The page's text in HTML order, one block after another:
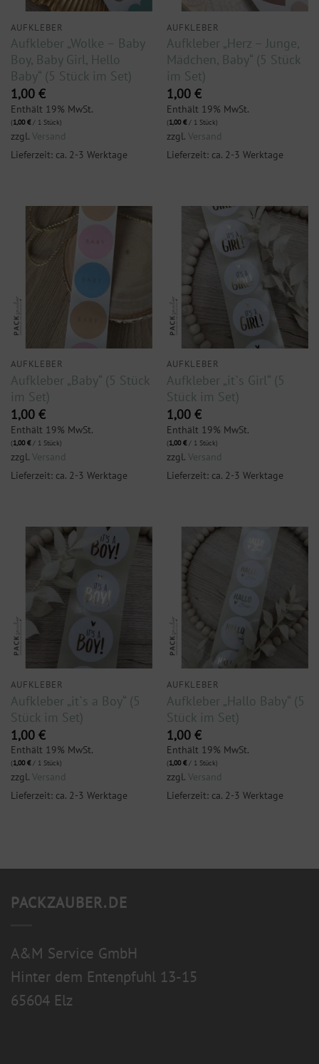
AUFKLEBER
Aufkleber „Wolke – Baby
Boy, Baby Girl, Hello
Baby“ (5 Stück im Set)
1,00 €
Enthält 19% MwSt.
(1,00€/ 1 Stück)
zzgl. Versand
Lieferzeit: ca. 2-3 Werktage
AUFKLEBER
Aufkleber „Herz – Junge,
Mädchen, Baby“ (5 Stück
im Set)
1,00 €
Enthält 19% MwSt.
(1,00€/ 1 Stück)
zzgl. Versand
Lieferzeit: ca. 2-3 Werktage
AUFKLEBER
Aufkleber „Baby“ (5 Stück
im Set)
1,00 €
Enthält 19% MwSt.
(1,00€/ 1 Stück)
zzgl. Versand
Lieferzeit: ca. 2-3 Werktage
AUFKLEBER
Aufkleber „it`s Girl“ (5
Stück im Set)
1,00 €
Enthält 19% MwSt.
(1,00€/ 1 Stück)
zzgl. Versand
Lieferzeit: ca. 2-3 Werktage
AUFKLEBER
Aufkleber „it`s a Boy“ (5
Stück im Set)
1,00 €
Enthält 19% MwSt.
(1,00€/ 1 Stück)
zzgl. Versand
Lieferzeit: ca. 2-3 Werktage
AUFKLEBER
Aufkleber „Hallo Baby“ (5
Stück im Set)
1,00 €
Enthält 19% MwSt.
(1,00€/ 1 Stück)
zzgl. Versand
Lieferzeit: ca. 2-3 Werktage
PACKZAUBER.DE
A&M Service GmbH
Hinter dem Entenpfuhl 13-15
65604 Elz